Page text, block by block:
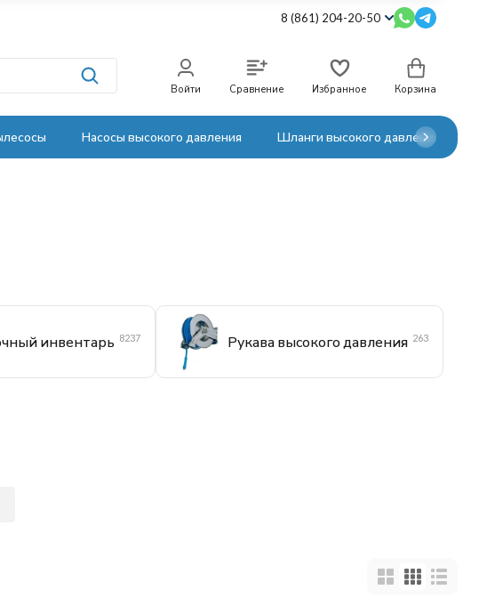
8 (861) 204-20-50
Войти Сравнение Избранное Корзина
Насосы высокого давления Шланги высокого давления
инвентарь 8237 Рукава высокого давления 263